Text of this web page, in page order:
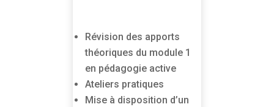
Révision des apports
théoriques du module 1
en pédagogie active
Ateliers pratiques
Mise à disposition d’un